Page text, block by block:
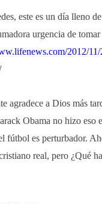
este es un día lleno
urgencia de tomar
2012/
agradece a Dios más
Obama no hizo eso
fútbol es perturbador.
real, pero ¿Qué